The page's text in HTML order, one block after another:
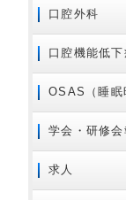
2019年05月
2019年04月
2019年03月
2018年12月
2018年11月
2018年10月
2018年09月
2018年08月
口腔外科
口腔機能低下
OSAS（睡眠
学会・研修会
求人